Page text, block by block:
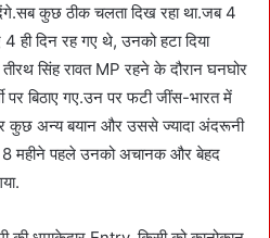
कुछ ठीक चलता दिख रहा था.जब 4
ही दिन रह गए थे, उनको हटा दिया
सिंह रावत MP रहने के दौरान घनघोर
बिठाए गए.उन पर फटी जींस-भारत में
अन्य बयान और उससे ज्यादा अंदरूनी
8 महीने पहले उनको अचानक और बेहद